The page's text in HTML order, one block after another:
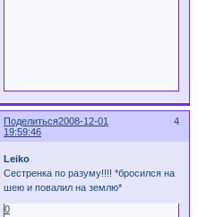
Поделиться 4
2008-12-01
19:59:46
Leiko
Сестренка по разуму!!!! *бросился на
шею и повалил на землю*
0